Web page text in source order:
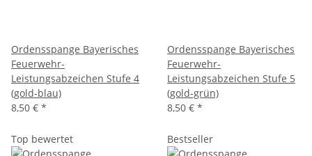
Ordensspange Bayerisches
Feuerwehr-
Leistungsabzeichen Stufe 4
(gold-blau)
8,50 € *
Ordensspange Bayerisches
Feuerwehr-
Leistungsabzeichen Stufe 5
(gold-grün)
8,50 € *
Top bewertet Bestseller